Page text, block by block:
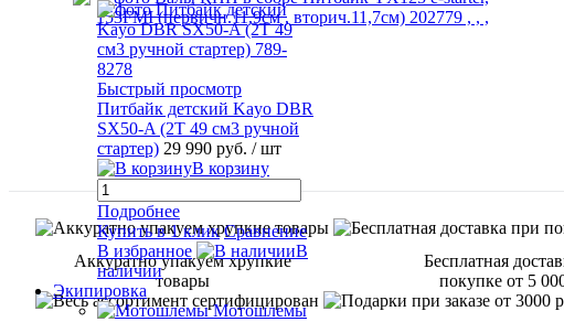
Быстрый просмотр
Питбайк детский Kayo DBR
SX50-A (2T 49 см3 ручной
стартер) 29 990 руб. / шт
В корзину
Подробнее
Купить в 1 клик Сравнение
В избранное
В
наличии
Экипировка
Мотошлемы
Аккуратно упакуем хрупкие
товары
Бесплатная
покупке от 5